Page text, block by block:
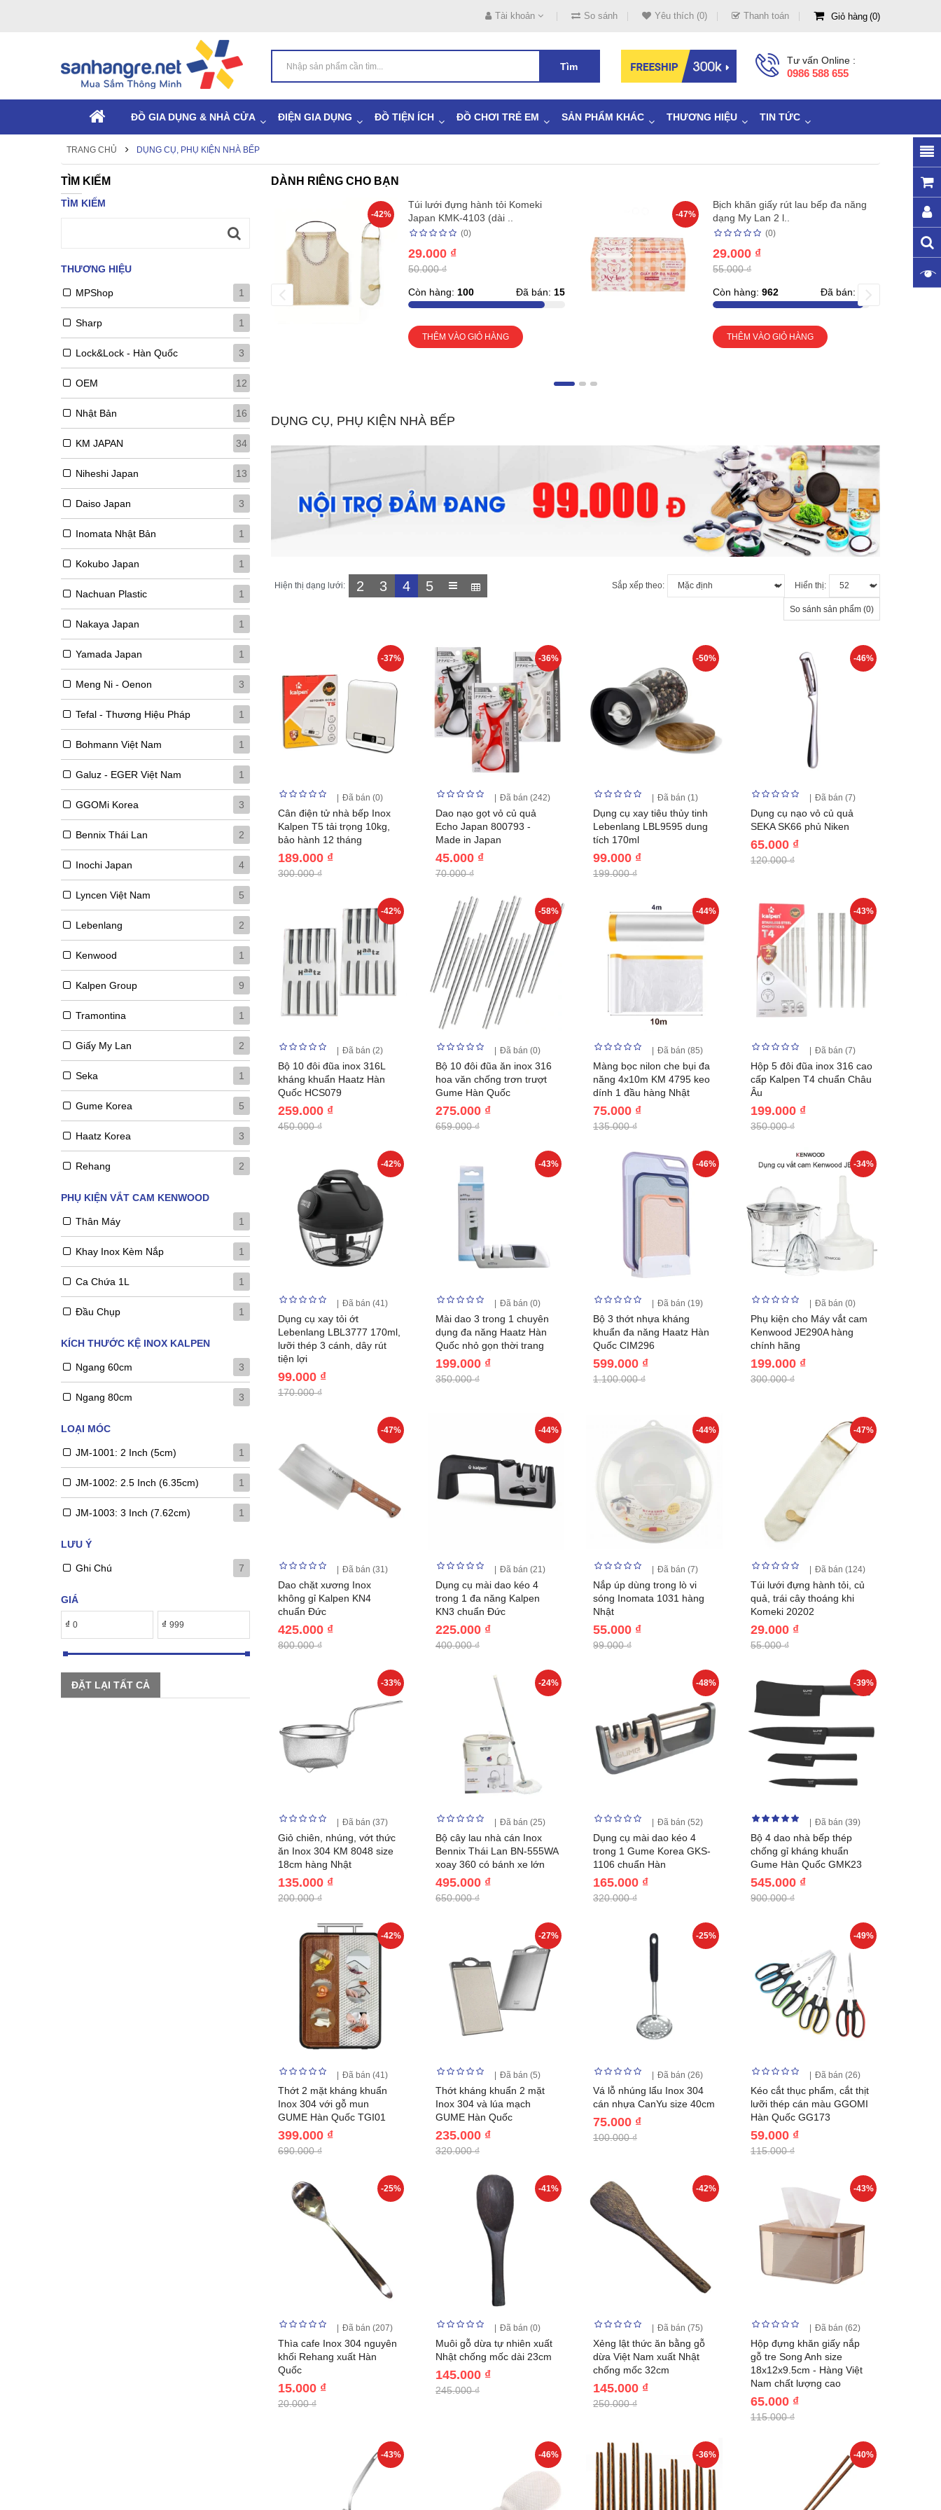
Tài khoản So sánh Yêu thích (0) Thanh toán Giỏ hàng 0
Tìm
Tư vấn Online :
0986 588 655
ĐỒ GIA DỤNG & NHÀ CỬA ĐIỆN GIA DỤNG ĐỒ TIỆN ÍCH ĐỒ CHƠI TRẺ EM SẢN PHẨM KHÁC THƯƠNG HIỆU TIN TỨC
TRANG CHỦ DỤNG CỤ, PHỤ KIỆN NHÀ BẾP
TÌM KIẾM
TÌM KIẾM
THƯƠNG HIỆU
MPShop 1
Sharp 1
Lock&lock - Hàn Quốc 3
OEM 12
Nhật Bản 16
KM JAPAN 34
Niheshi Japan 13
Daiso Japan 3
Inomata Nhật Bản 1
Kokubo Japan 1
Nachuan Plastic 1
Nakaya Japan 1
Yamada Japan 1
Meng Ni - Oenon 3
Tefal - Thương Hiệu Pháp 1
Bohmann Việt Nam 1
Galuz - EGER Việt Nam 1
GGOMi Korea 3
Bennix Thái Lan 2
Inochi Japan 4
Lyncen Việt Nam 5
Lebenlang 2
Kenwood 1
Kalpen Group 9
Tramontina 1
Giấy My Lan 2
Seka 1
Gume Korea 5
Haatz Korea 3
Rehang 2
PHỤ KIỆN VẮT CAM KENWOOD
Thân Máy 1
Khay Inox Kèm Nắp 1
Ca Chứa 1L 1
Đầu Chụp 1
KÍCH THƯỚC KỆ INOX KALPEN
Ngang 60cm 3
Ngang 80cm 3
LOẠI MÓC
JM-1001: 2 Inch (5cm) 1
JM-1002: 2.5 Inch (6.35cm) 1
JM-1003: 3 Inch (7.62cm) 1
LƯU Ý
Ghi Chú 7
GIÁ
₫ ₫
ĐẶT LẠI TẤT CẢ
DÀNH RIÊNG CHO BẠN
Thìa cafe Inox 304 nguyên khối
20.000 ₫
Còn hàng:
4799
Đã bán:
THÊM VÀO GIỎ HÀNG
-42%
Túi lưới đựng hành tỏi Komeki
Japan KMK-4103 (dài ..
(0)
29.000 ₫
50.000 ₫
Còn hàng: 100 Đã bán: 15
THÊM VÀO GIỎ HÀNG
-47%
Bịch khăn giấy rút lau bếp đa năng
dạng My Lan 2 l..
(0)
29.000 ₫
55.000 ₫
Còn hàng:962 Đã bán:
THÊM VÀO GIỎ HÀNG
DỤNG CỤ, PHỤ KIỆN NHÀ BẾP
Hiện thị dạng lưới: 2 3 4 5 Sắp xếp theo: Hiển thị:
So sánh sản phẩm (0)
-37%
Đã bán (0)
Cân điện tử nhà bếp Inox
Kalpen T5 tải trọng 10kg,
bảo hành 12 tháng
189.000 ₫
300.000 ₫
-36%
Đã bán (242)
Dao nạo gọt vỏ củ quả
Echo Japan 800793 -
Made in Japan
45.000 ₫
70.000 ₫
-50%
Đã bán (1)
Dụng cụ xay tiêu thủy tinh
Lebenlang LBL9595 dung
tích 170ml
99.000 ₫
199.000 ₫
-46%
Đã bán (7)
Dụng cụ nạo vỏ củ quả
SEKA SK66 phủ Niken
65.000 ₫
120.000 ₫
-42%
Đã bán (2)
Bộ 10 đôi đũa inox 316L
kháng khuẩn Haatz Hàn
Quốc HCS079
259.000 ₫
450.000 ₫
-58%
Đã bán (0)
Bộ 10 đôi đũa ăn inox 316
hoa văn chống trơn trượt
Gume Hàn Quốc
275.000 ₫
659.000 ₫
-44%
Đã bán (85)
Màng bọc nilon che bụi đa
năng 4x10m KM 4795 keo
dính 1 đầu hàng Nhật
75.000 ₫
135.000 ₫
-43%
Đã bán (7)
Hộp 5 đôi đũa inox 316 cao
cấp Kalpen T4 chuẩn Châu
Âu
199.000 ₫
350.000 ₫
-42%
Đã bán (41)
Dụng cụ xay tỏi ớt
Lebenlang LBL3777 170ml,
lưỡi thép 3 cánh, dây rút
tiện lợi
99.000 ₫
170.000 ₫
-43%
Đã bán (0)
Mài dao 3 trong 1 chuyên
dụng đa năng Haatz Hàn
Quốc nhỏ gọn thời trang
199.000 ₫
350.000 ₫
-46%
Đã bán (19)
Bộ 3 thớt nhựa kháng
khuẩn đa năng Haatz Hàn
Quốc CIM296
599.000 ₫
1.100.000 ₫
-34%
Đã bán (0)
Phụ kiện cho Máy vắt cam
Kenwood JE290A hàng
chính hãng
199.000 ₫
300.000 ₫
-47%
Đã bán (31)
Dao chặt xương Inox
không gỉ Kalpen KN4
chuẩn Đức
425.000 ₫
800.000 ₫
-44%
Đã bán (21)
Dụng cụ mài dao kéo 4
trong 1 đa năng Kalpen
KN3 chuẩn Đức
225.000 ₫
400.000 ₫
-44%
Đã bán (7)
Nắp úp dùng trong lò vi
sóng Inomata 1031 hàng
Nhật
55.000 ₫
99.000 ₫
-47%
Đã bán (124)
Túi lưới đựng hành tỏi, củ
quả, trái cây thoáng khi
Komeki 20202
29.000 ₫
55.000 ₫
-33%
Đã bán (37)
Giỏ chiên, nhúng, vớt thức
ăn Inox 304 KM 8048 size
18cm hàng Nhật
135.000 ₫
200.000 ₫
-24%
Đã bán (25)
Bộ cây lau nhà cán Inox
Bennix Thái Lan BN-555WA
xoay 360 có bánh xe lớn
495.000 ₫
650.000 ₫
-48%
Đã bán (52)
Dụng cụ mài dao kéo 4
trong 1 Gume Korea GKS-
1106 chuẩn Hàn
165.000 ₫
320.000 ₫
-39%
Đã bán (39)
Bộ 4 dao nhà bếp thép
chống gỉ kháng khuẩn
Gume Hàn Quốc GMK23
545.000 ₫
900.000 ₫
-42%
Đã bán (41)
Thớt 2 mặt kháng khuẩn
Inox 304 với gỗ mun
GUME Hàn Quốc TGI01
399.000 ₫
690.000 ₫
-27%
Đã bán (5)
Thớt kháng khuẩn 2 mặt
Inox 304 và lúa mạch
GUME Hàn Quốc
235.000 ₫
320.000 ₫
-25%
Đã bán (26)
Vá lỗ nhúng lẩu Inox 304
cán nhựa CanYu size 40cm
75.000 ₫
100.000 ₫
-49%
Đã bán (26)
Kéo cắt thục phẩm, cắt thịt
lưỡi thép cán màu GGOMI
Hàn Quốc GG173
59.000 ₫
115.000 ₫
-25%
Đã bán (207)
Thìa cafe Inox 304 nguyên
khối Rehang xuất Hàn
Quốc
15.000 ₫
20.000 ₫
-41%
Đã bán (0)
Muôi gỗ dừa tự nhiên xuất
Nhật chống mốc dài 23cm
145.000 ₫
245.000 ₫
-42%
Đã bán (75)
Xẻng lật thức ăn bằng gỗ
dừa Việt Nam xuất Nhật
chống mốc 32cm
145.000 ₫
250.000 ₫
-43%
Đã bán (62)
Hộp đựng khăn giấy nắp
gỗ tre Song Anh size
18x12x9.5cm - Hàng Việt
Nam chất lượng cao
65.000 ₫
115.000 ₫
-43% -46% -36% -40%